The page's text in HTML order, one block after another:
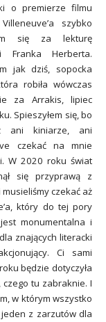
o premierze filmu
szybko
się za lekturę
Franka Herberta.
jak dziś, sopocka
robiła wówczas
za Arrakis, lipiec
Spieszyłem się, bo
ani kiniarze, ani
czekać na mnie
W 2020 roku świat
się przyprawą z
czekać aż
który do tej pory
jest monumentalna i
znających literacki
Ci sami
będzie dotyczyła
tu zabraknie. I
w którym wszystko
jeden z zarzutów dla